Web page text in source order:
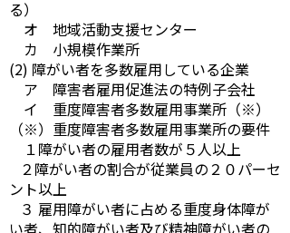
る）
オ 地域活動支援センター
カ 小規模作業所
(2) 障がい者を多数雇用している企業
ア 障害者雇用促進法の特例子会社
イ 重度障害者多数雇用事業所（※）
（※）重度障害者多数雇用事業所の要件
１障がい者の雇用者数が５人以上
２障がい者の割合が従業員の２０パーセ
ント以上
３ 雇用障がい者に占める重度身体障が
い者、知的障がい者及び精神障がい者の